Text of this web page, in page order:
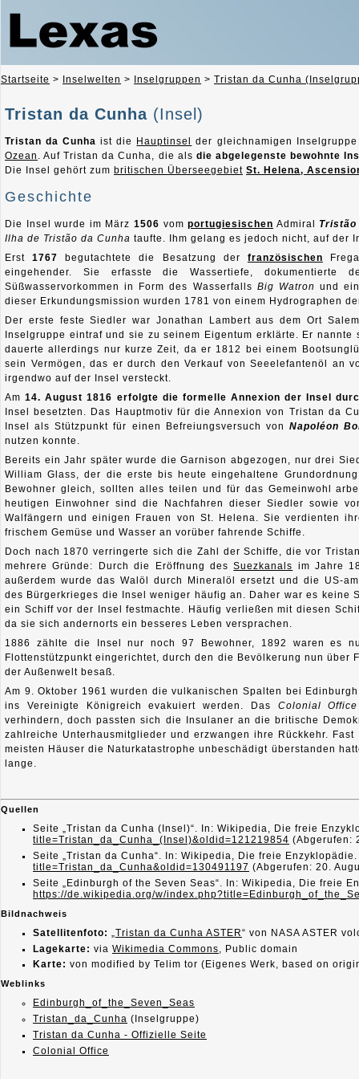
Startseite > Inselwelten > Inselgruppen > Tristan da Cunha
Tristan da Cunha (Insel)
Tristan da Cunha ist die Hauptinsel der gleichnamigen
Ozean
. Auf Tristan da Cunha, die als die abgelegenste bewohnte
Die Insel gehört zum britischen Überseegebiet St. Helena,
Geschichte
Die Insel wurde im März 1506 vomportugiesischen Admiral Tristão
Ilha de Tristão da Cunha taufte. Ihm gelang es jedoch nicht, auf der
Erst1767 begutachtete die Besatzung der französischen
eingehender. Sie erfasste die Wassertiefe, dokumentierte
Süßwasservorkommen in Form des Wasserfalls Big Watron und
dieser Erkundungsmission wurden 1781 von einem Hydrographen
Der erste feste Siedler war Jonathan Lambert aus dem Ort
Inselgruppe eintraf und sie zu seinem Eigentum erklärte. Er nannte
dauerte allerdings nur kurze Zeit, da er 1812 bei einem
sein Vermögen, das er durch den Verkauf von Seeelefantenöl an
irgendwo auf der Insel versteckt.
Am14. August 1816 erfolgte die formelle Annexion der Insel
Insel besetzten. Das Hauptmotiv für die Annexion von Tristan da
Insel als Stützpunkt für einen Befreiungsversuch von Napoléon
nutzen konnte.
Bereits ein Jahr später wurde die Garnison abgezogen, nur drei
William Glass, der die erste bis heute eingehaltene
Bewohner gleich, sollten alles teilen und für das Gemeinwohl
heutigen Einwohner sind die Nachfahren dieser Siedler sowie
Walfängern und einigen Frauen von St. Helena. Sie verdienten
frischem Gemüse und Wasser an vorüber fahrende Schiffe.
Doch nach 1870 verringerte sich die Zahl der Schiffe, die vor
mehrere Gründe: Durch die Eröffnung desSuezkanals im Jahre
außerdem wurde das Walöl durch Mineralöl ersetzt und die US-
des Bürgerkrieges die Insel weniger häufig an. Daher war es keine
ein Schiff vor der Insel festmachte. Häufig verließen mit diesen
da sie sich andernorts ein besseres Leben versprachen.
1886 zählte die Insel nur noch 97 Bewohner, 1892 waren es
Flottenstützpunkt eingerichtet, durch den die Bevölkerung nun über
der Außenwelt besaß.
Am 9. Oktober 1961 wurden die vulkanischen Spalten bei
ins Vereinigte Königreich evakuiert werden. Das Colonial Office
verhindern, doch passten sich die Insulaner an die britische
zahlreiche Unterhausmitglieder und erzwangen ihre Rückkehr.
meisten Häuser die Naturkatastrophe unbeschädigt überstanden
lange.
Quellen
Seite „Tristan da Cunha (Insel)“. In: Wikipedia, Die freie
title=Tristan_da_Cunha_(Insel)&oldid=121219854 (Abgerufen:
Seite „Tristan da Cunha“. In: Wikipedia, Die freie
title=Tristan_da_Cunha&oldid=130491197 (Abgerufen: 20.
Seite „Edinburgh of the Seven Seas“. In: Wikipedia, Die freie
https://de.wikipedia.org/w/
Bildnachweis
Satellitenfoto: „Tristan da Cunha ASTER“ von NASA ASTER
Lagekarte: via Wikimedia Commons , Public domain
Karte: von modified by Telim tor (Eigenes Werk, based on
Weblinks
Edinburgh_of_the_Seven_Seas
Tristan_da_Cunha (Inselgruppe)
Tristan da Cunha - Offizielle Seite
Colonial Office